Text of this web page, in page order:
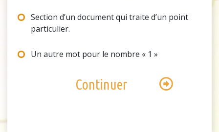
Section d’un document qui traite d’un point
particulier.
Un autre mot pour le nombre « 1 »
Continuer